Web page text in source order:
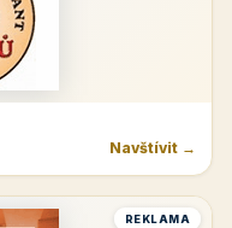
Navštívit →
REKLAMA